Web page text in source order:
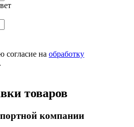
согласие на обработку
.
товаров
компании